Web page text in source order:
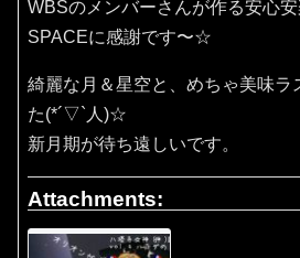
WBSのメンバーさんが作る安心
SPACEに感謝です〜☆
綺麗な月＆星空と、めちゃ美味ラ
た(*´▽`人)☆
新月期が待ち遠しいです。
Attachments: